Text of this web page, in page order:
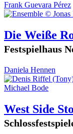
Frank Guevara Pérez
Die Weiße
Festspielhaus
Daniela Hennen
West Side